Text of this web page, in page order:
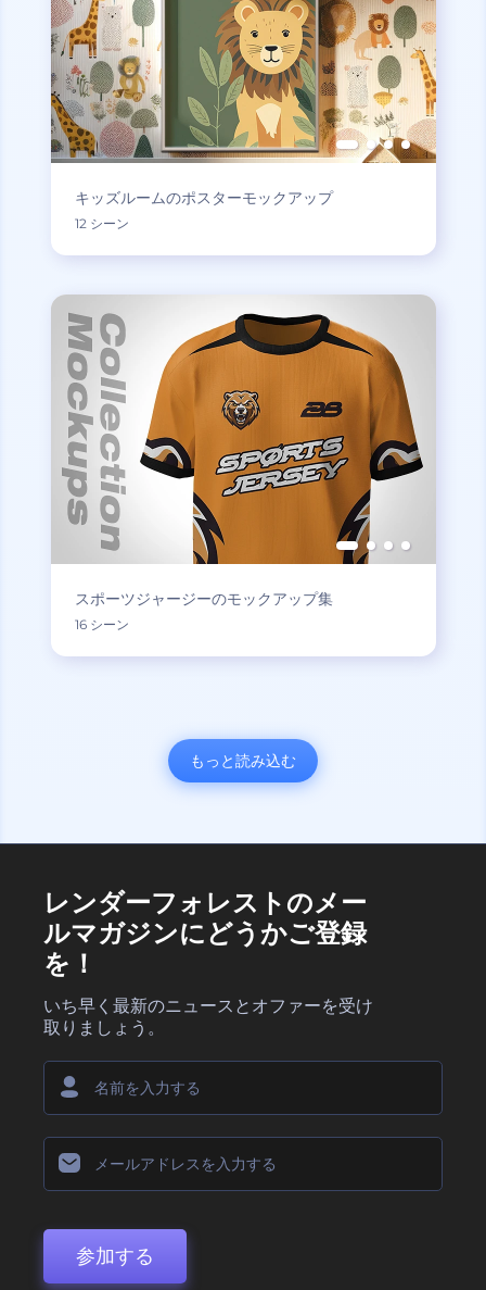
キッズルームのポスターモックアップ
12 シーン
スポーツジャージーのモックアップ集
16 シーン
もっと読み込む
レンダーフォレストのメー
ルマガジンにどうかご登録
を！
いち早く最新のニュースとオファーを受け
取りましょう。
参加する